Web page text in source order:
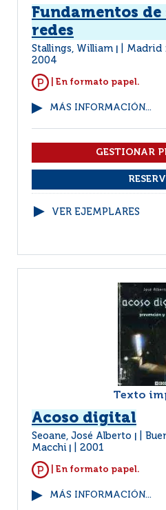
Fundamentos
redes
Stallings, William Madrid
2004
| En formato papel.
MÁS INFORMACIÓN...
VER EJEMPLARES
Texto
Acoso digital
Seoane, José Alberto
Macchi
2001
| En formato papel.
MÁS INFORMACIÓN...